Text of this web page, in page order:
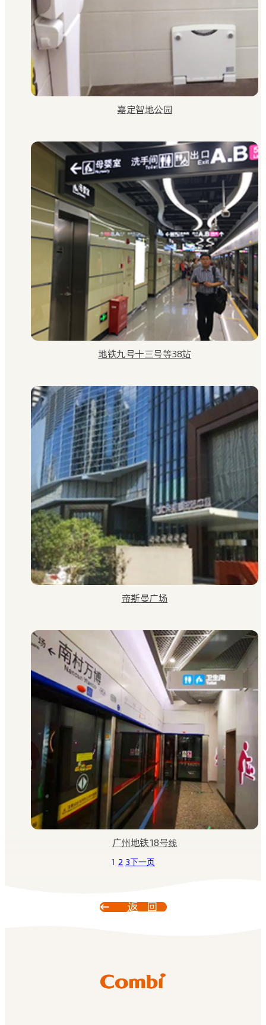
嘉定智地公园
地铁九号十三号等38站
帝斯曼广场
广州地铁18号线
1 2 3下一页
返回